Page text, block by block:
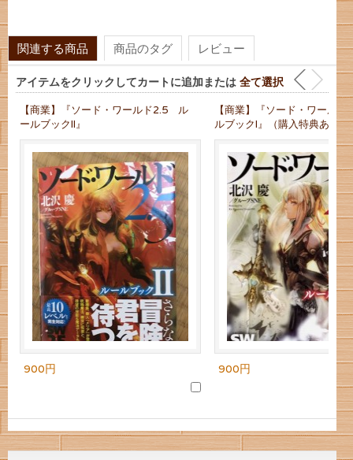
関連する商品 商品のタグ レビュー
アイテムをクリックしてカートに追加または 全て選択
【商業】『ソード・ワールド2.5 ル
ールブックII』
900円
【商業】『ソード・ワールド
ルブックI』（購入特典あり）
900円